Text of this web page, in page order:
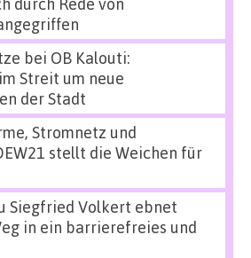
bei OB Kalouti:
Streit um neue
der Stadt
Stromnetz und
stellt die Weichen für
Siegfried Volkert ebnet
in ein barrierefreies und